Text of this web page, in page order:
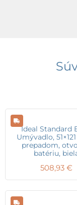
Ideal Standard
Umývadlo,
prepadom,
batériu,
508,93 €